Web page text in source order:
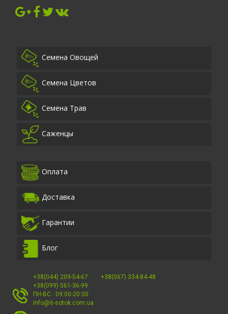
Семена Овощей
Семена Цветов
Семена Трав
Саженцы
Оплата
Доставка
Гарантии
Блог
+38(044) 209-54-67
+38(067) 334-84-48
+38(099) 561-36-99
ПН-ВС : 09:00-20:00
info@6-sotok.com.ua